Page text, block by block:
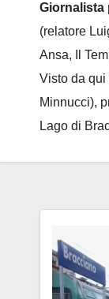
Giornalista
(relatore
Ansa, Il
Visto da qui
Minnucci),
Lago di